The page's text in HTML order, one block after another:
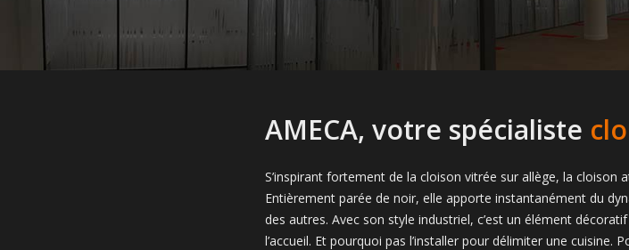
AMECA, votre spécialiste
S’inspirant fortement de la cloison vitrée sur allège, la cloison
Entièrement parée de noir, elle apporte instantanément du
des autres. Avec son style industriel, c’est un élément
l’accueil. Et pourquoi pas l’installer pour délimiter une